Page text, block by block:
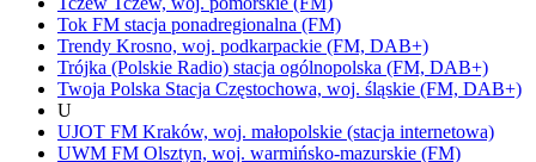
Tok FM stacja ponadregionalna (FM)
Trendy Krosno, woj. podkarpackie (FM, DAB+)
Trójka (Polskie Radio) stacja ogólnopolska (FM, DAB+)
Twoja Polska Stacja Częstochowa, woj. śląskie (FM, DAB+)
U
UJOT FM Kraków, woj. małopolskie (stacja internetowa)
UWM FM Olsztyn, woj. warmińsko-mazurskie (FM)